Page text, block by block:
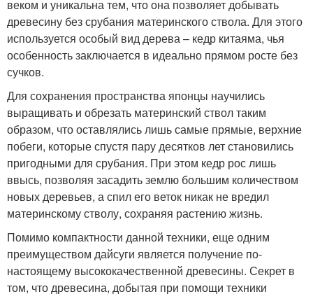
веком и уникальна тем, что она позволяет добывать
древесину без срубания материнского ствола. Для этого
используется особый вид дерева – кедр китаяма, чья
особенность заключается в идеально прямом росте без
сучков.
Для сохранения пространства японцы научились
выращивать и обрезать материнский ствол таким
образом, что оставлялись лишь самые прямые, верхние
побеги, которые спустя пару десятков лет становились
пригодными для срубания. При этом кедр рос лишь
ввысь, позволяя засадить землю большим количеством
новых деревьев, а спил его веток никак не вредил
материнскому стволу, сохраняя растению жизнь.
Помимо компактности данной техники, еще одним
преимуществом дайсуги является получение по-
настоящему высококачественной древесины. Секрет в
том, что древесина, добытая при помощи техники